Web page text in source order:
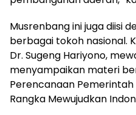
Musrenbang ini juga diisi
berbagai tokoh nasional.
Dr. Sugeng Hariyono,
menyampaikan materi
Perencanaan
Rangka Mewujudkan